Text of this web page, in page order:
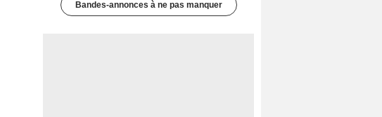
Bandes-annonces à ne pas manquer